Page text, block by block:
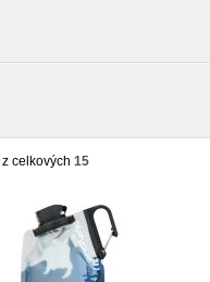
z celkových 15